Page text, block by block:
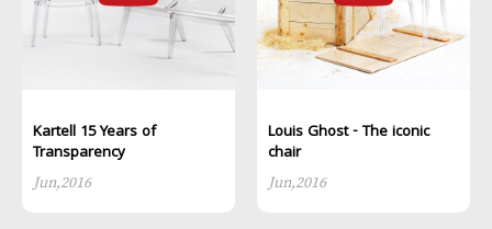
Kartell 15 Years of
Transparency
Jun,2016
Louis Ghost - The iconic
chair
Jun,2016